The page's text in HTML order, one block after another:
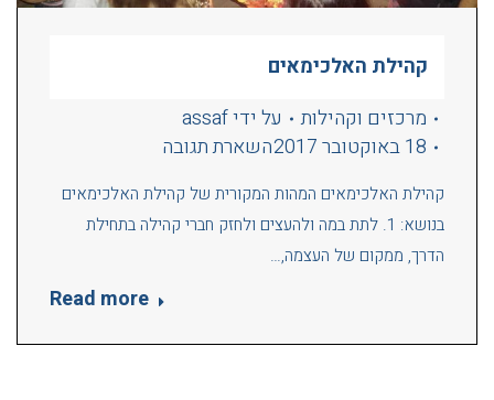
קהילת האלכימאים
מרכזים וקהילות
על ידיassaf
18 באוקטובר 2017
השארת תגובה
קהילת האלכימאים המהות המקורית של קהילת האלכימאים
בנושא: 1. לתת במה ולהעצים ולחזק חברי קהילה בתחילת
הדרך, ממקום של העצמה,…
Read more